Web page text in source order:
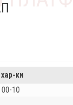
ки
10